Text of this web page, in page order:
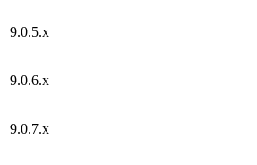
9.0.5.x
9.0.6.x
9.0.7.x